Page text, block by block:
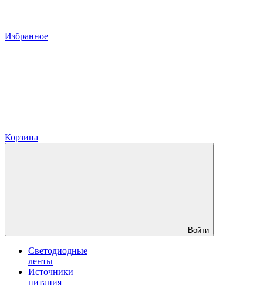
Избранное
Корзина
Войти
Светодиодные
ленты
Источники
питания